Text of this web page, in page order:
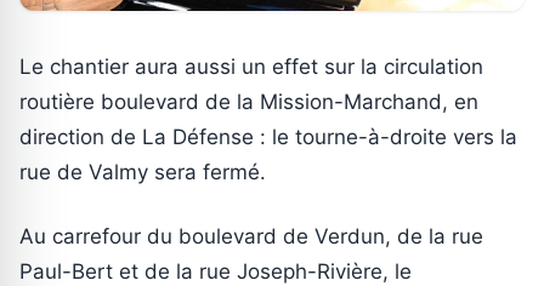
Le chantier aura aussi un effet sur la circulation
routière boulevard de la Mission-Marchand, en
direction de La Défense : le tourne-à-droite vers la
rue de Valmy sera fermé.
Au carrefour du boulevard de Verdun, de la rue
Paul-Bert et de la rue Joseph-Rivière, le